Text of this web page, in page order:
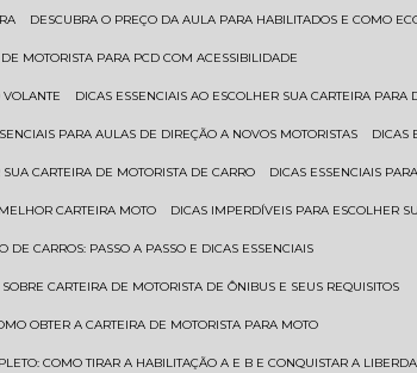
DESCUBRA O PREÇO DA AULA PARA HABILITADOS E COMO
DE MOTORISTA PARA PCD COM ACESSIBILIDADE
DICAS ESSENCIAIS AO ESCOLHER SUA CARTEIRA PARA
PARA AULAS DE DIREÇÃO A NOVOS MOTORISTAS
SUA CARTEIRA DE MOTORISTA DE CARRO DICAS ESSENCIAIS
CARTEIRA MOTO DICAS IMPERDÍVEIS PARA ESCOLHER
DE CARROS: PASSO A PASSO E DICAS ESSENCIAIS
SOBRE CARTEIRA DE MOTORISTA DE ÔNIBUS E SEUS REQUISITOS
OBTER A CARTEIRA DE MOTORISTA PARA MOTO
COMO TIRAR A HABILITAÇÃO A E B E CONQUISTAR A